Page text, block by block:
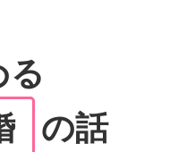
る
の話